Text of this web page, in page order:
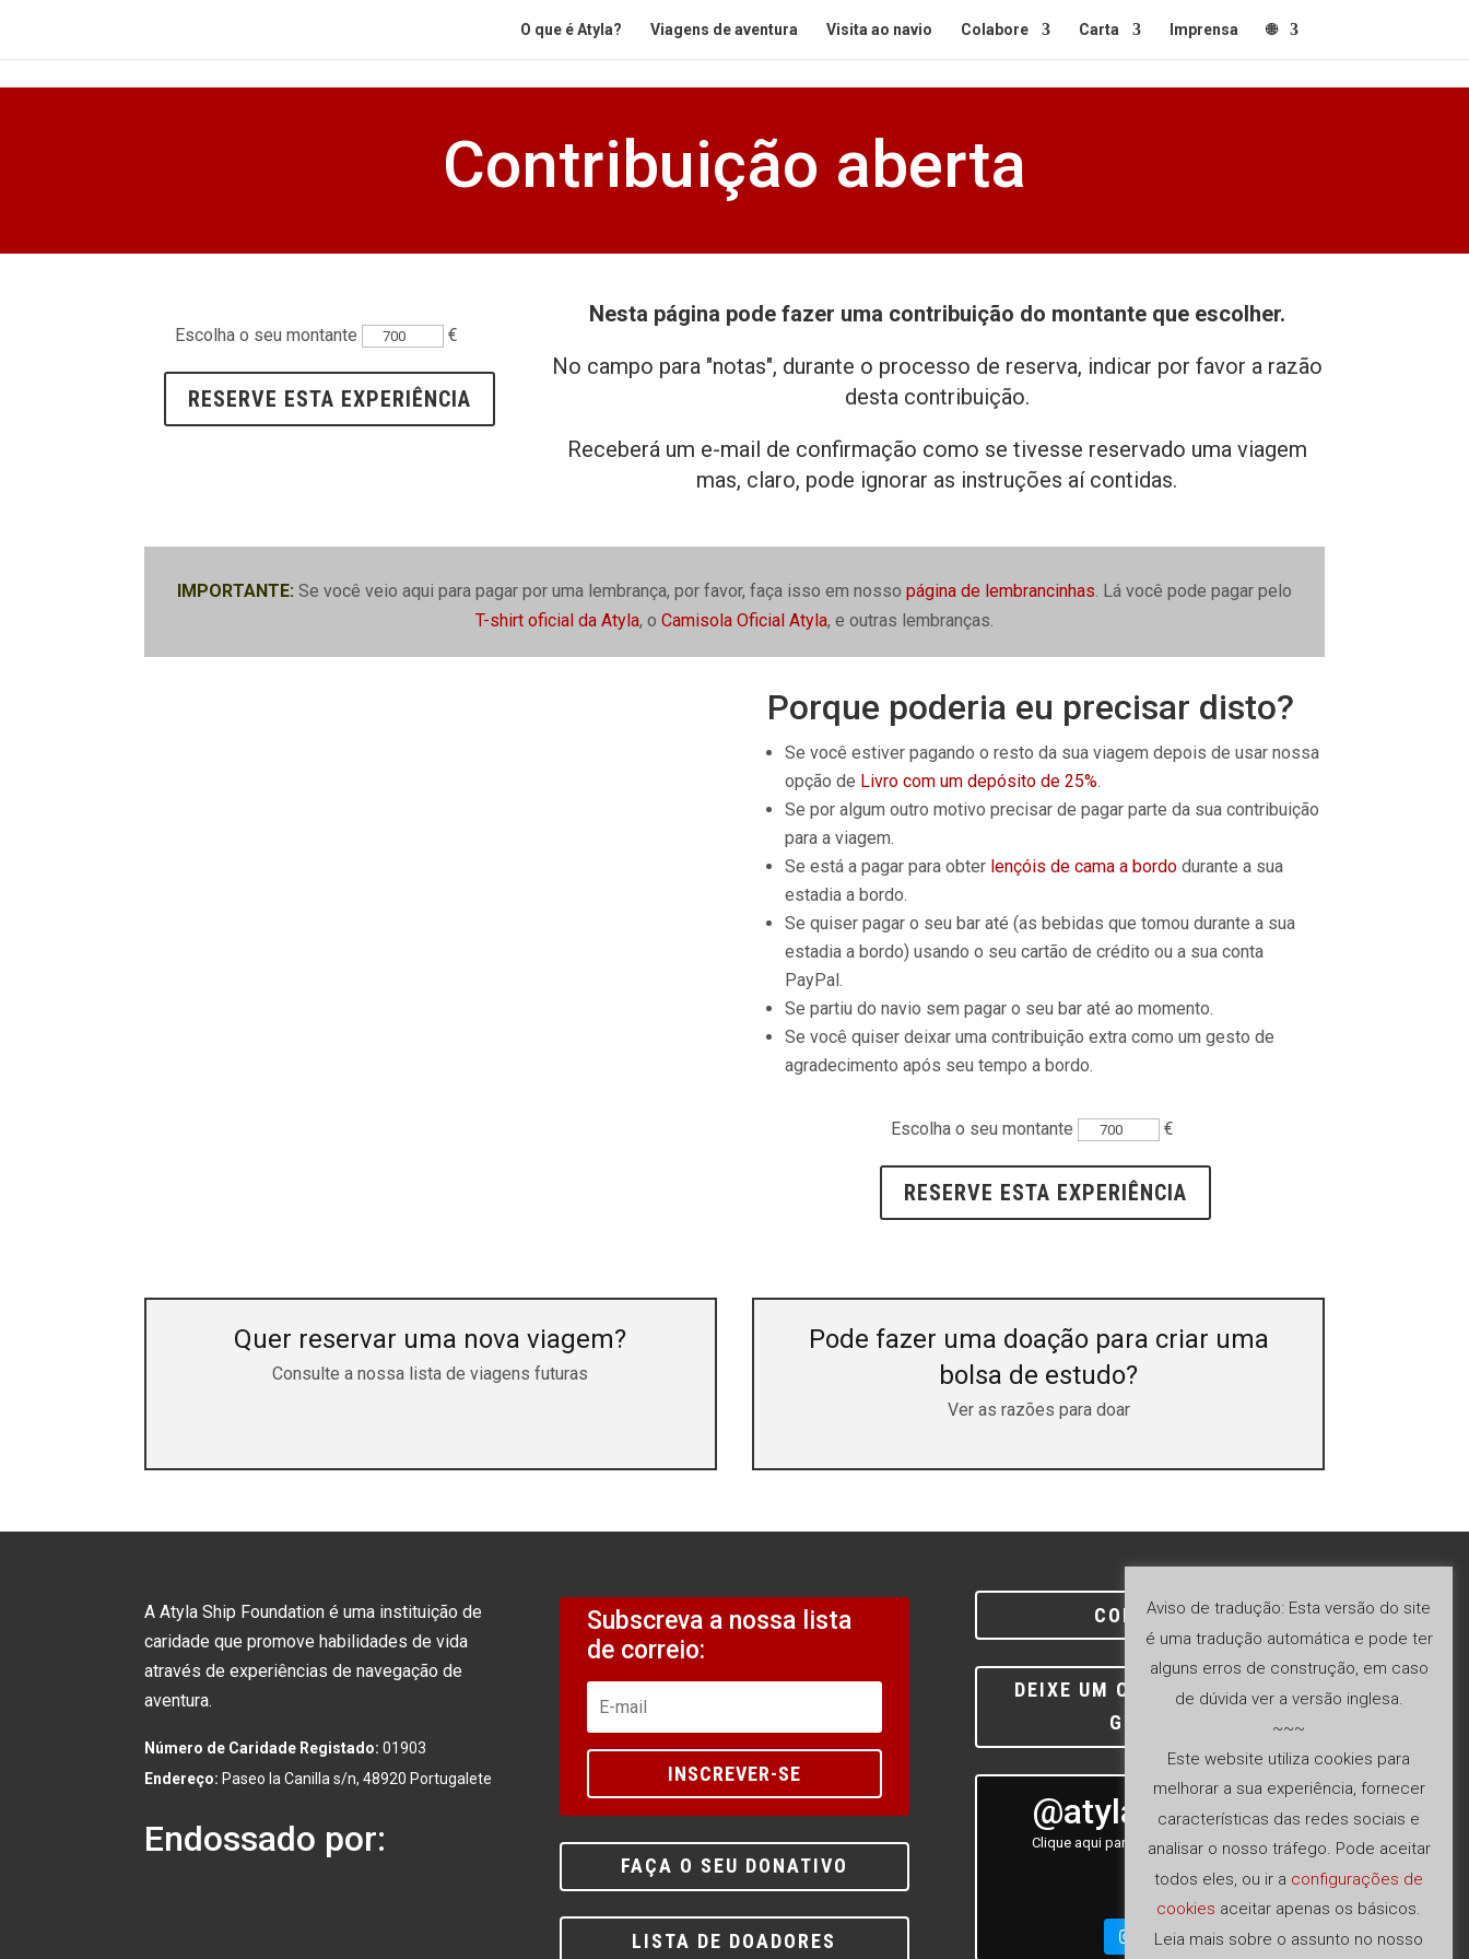
O que é Atyla? Viagens de aventura Visita ao navio Colabore Carta Imprensa 🌐
Contribuição aberta
Escolha o seu montante €
de
Flexible
RESERVE ESTA EXPERIÊNCIA
Nesta página pode fazer uma contribuição do montante que escolher.
No campo para "notas", durante o processo de reserva, indicar por favor a razão
desta contribuição.
Receberá um e-mail de confirmação como se tivesse reservado uma viagem
mas, claro, pode ignorar as instruções aí contidas.
IMPORTANTE: Se você veio aqui para pagar por uma lembrança, por favor, faça isso em nosso página de lembrancinhas . Lá você pode pagar pelo
T-shirt oficial da Atyla, o Camisola Oficial Atyla, e outras lembranças.
Porque poderia eu precisar disto?
Se você estiver pagando o resto da sua viagem depois de usar nossa
opção de Livro com um depósito de 25%.
Se por algum outro motivo precisar de pagar parte da sua contribuição
para a viagem.
Se está a pagar para obter lençóis de cama a bordodurante a sua
estadia a bordo.
Se quiser pagar o seu bar até (as bebidas que tomou durante a sua
estadia a bordo) usando o seu cartão de crédito ou a sua conta
PayPal.
Se partiu do navio sem pagar o seu bar até ao momento.
Se você quiser deixar uma contribuição extra como um gesto de
agradecimento após seu tempo a bordo.
Escolha o seu montante €
de
Flexible
RESERVE ESTA EXPERIÊNCIA
Quer reservar uma nova viagem?
Consulte a nossa lista de viagens futuras
Pode fazer uma doação para criar uma
bolsa de estudo?
Ver as razões para doar
A Atyla Ship Foundation é uma instituição de
caridade que promove habilidades de vida
através de experiências de navegação de
aventura.
Número de Caridade Registado: 01903
Endereço: Paseo la Canilla s/n, 48920 Portugalete
Endossado por:
Subscreva a nossa lista
de correio:
INSCREVER-SE
FAÇA O SEU DONATIVO
LISTA DE DOADORES
CONTACTO
DEIXE UM COMENTÁRIO NO
GOOGLE
@atyla_ship
Clique aqui para ver o nosso feed Instagram
Seguir
Aviso de tradução: Esta versão do site
é uma tradução automática e pode ter
alguns erros de construção, em caso
de dúvida ver a versão inglesa.
~~~
Este website utiliza cookies para
melhorar a sua experiência, fornecer
características das redes sociais e
analisar o nosso tráfego. Pode aceitar
todos eles, ou ir a configurações de
cookies aceitar apenas os básicos.
Leia mais sobre o assunto no nosso